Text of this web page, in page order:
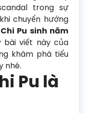
trong sự
chuyển hướng
Chi Pu sinh năm
bài viết này của
khám phá tiểu
nhé.
Pu là